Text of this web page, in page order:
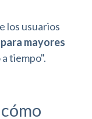
los usuarios
mayores
tiempo".